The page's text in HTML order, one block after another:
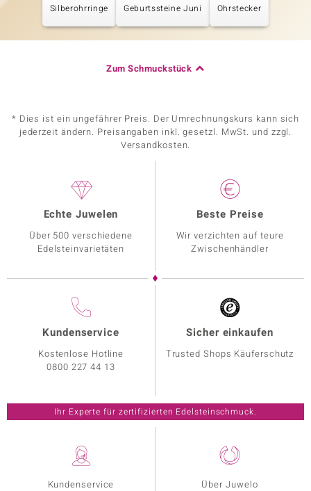
Silberohrringe Geburtssteine Juni Ohrstecker
Zum Schmuckstück
* Dies ist ein ungefährer Preis. Der Umrechnungskurs kann sich
jederzeit ändern. Preisangaben inkl. gesetzl. MwSt. und zzgl.
Versandkosten.
Kundenservice
Über Juwelo
Echte Juwelen
Über 500 verschiedene
Edelsteinvarietäten
Beste Preise
Wir verzichten auf teure
Zwischenhändler
Kundenservice
Kostenlose Hotline
0800 227 44 13
Sicher einkaufen
Trusted Shops Käuferschutz
Ihr Experte für zertifizierten Edelsteinschmuck.